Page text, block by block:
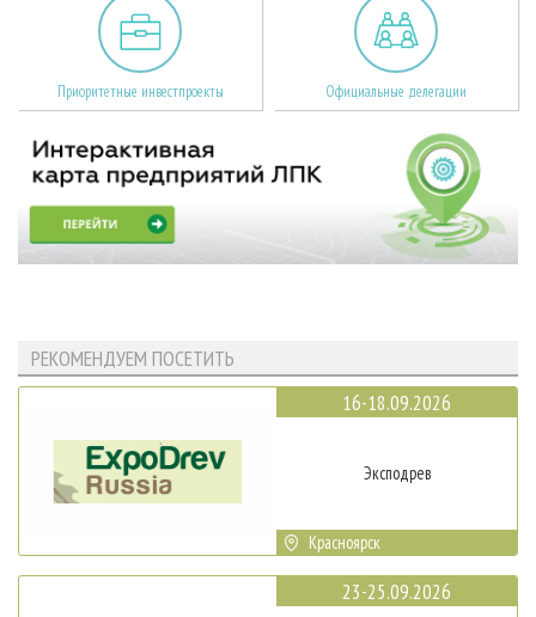
Приоритетные инвестпроекты Официальные делегации
РЕКОМЕНДУЕМ ПОСЕТИТЬ
16-18.09.2026
Эксподрев
Красноярск
23-25.09.2026